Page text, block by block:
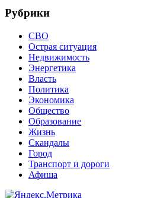
Рубрики
СВО
Острая ситуация
Недвижимость
Энергетика
Власть
Политика
Экономика
Общество
Образование
Жизнь
Скандалы
Город
Транспорт и дороги
Афиша